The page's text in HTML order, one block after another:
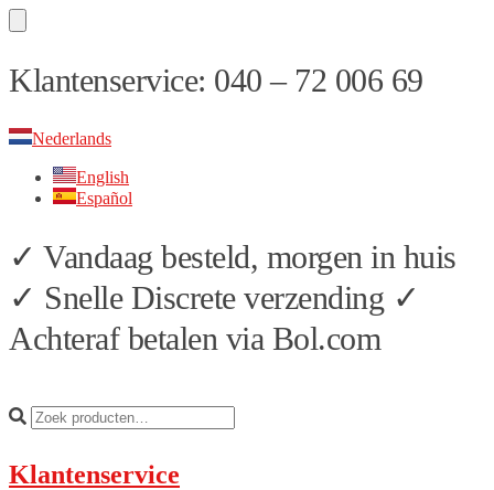
Skip
to
Skip
to
Klantenservice: 040 – 72 006 69
Nederlands
English
Español
✓ Vandaag besteld, morgen in huis
✓ Snelle Discrete verzending ✓
Achteraf betalen via Bol.com
Klantenservice